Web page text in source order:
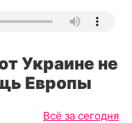
Украине не
Европы
Всё за сегодня